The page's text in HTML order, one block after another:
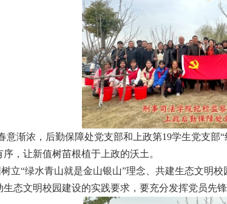
意渐浓，后勤保障处党支部和上政第19学生党支部
，让新值树苗根植于上政的沃土。
立“绿水青山就是金山银山”理念、共建生态文明
态文明校园建设的实践要求，要充分发挥党员先